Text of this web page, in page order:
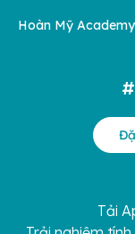
Hoàn Mỹ Academy
Tải